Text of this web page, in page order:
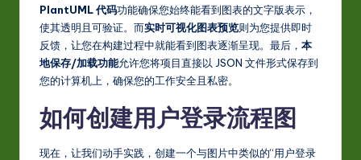
ft
w
PlantUML 代码功能确保您始终能看到图表的文字版表示，
使其透明且可验证。而实时可视化图表预览则为您提供即时
反馈，让您在构建过程中就能看到图表逐渐呈现。最后， 本
地保存/加载功能允许您将项目直接以 JSON 文件形式保存到
您的计算机上，确保您的工作安全且私密。
如何创建用户登录流程图
现在，让我们动手实践，创建一个与图片中类似的“用户登录